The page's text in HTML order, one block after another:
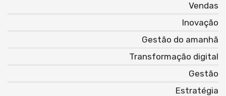
Vendas
Inovação
Gestão do amanhã
Transformação digital
Gestão
Estratégia